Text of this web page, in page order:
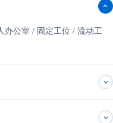
办公室 / 固定工位 / 流动工